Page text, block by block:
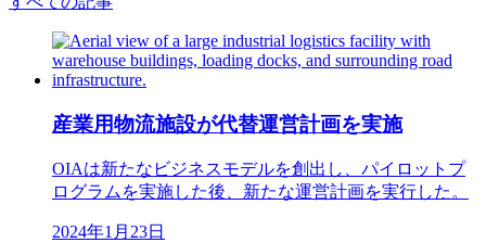
産業用物流施設が代替運営計画を実施
OIAは新たなビジネスモデルを創出し、パイロットプ
ログラムを実施した後、新たな運営計画を実行した。
2024年1月23日